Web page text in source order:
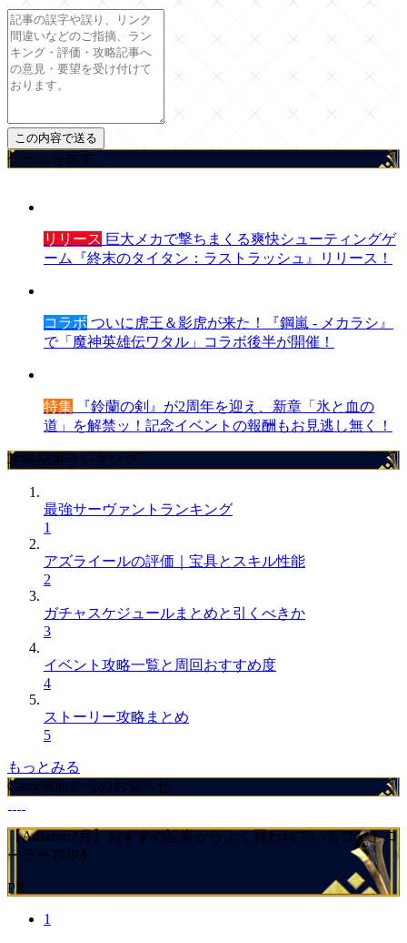
ゲームを探す
リリース 巨大メカで撃ちまくる爽快シューティングゲ
ーム『終末のタイタン：ラストラッシュ』リリース！
コラボ ついに虎王＆影虎が来た！『鋼嵐 - メカラシ』
で「魔神英雄伝ワタル」コラボ後半が開催！
特集 『鈴蘭の剣』が2周年を迎え、新章「氷と血の
道」を解禁ッ！記念イベントの報酬もお見逃し無く！
攻略記事ランキング
最強サーヴァントランキング
1
アズライールの評価｜宝具とスキル性能
2
ガチャスケジュールまとめと引くべきか
3
イベント攻略一覧と周回おすすめ度
4
ストーリー攻略まとめ
5
もっとみる
GameWithからのお知らせ
【Amazon7月】おすすめ記事からよく買われているコントロ
ーラーTOP4
PR
1